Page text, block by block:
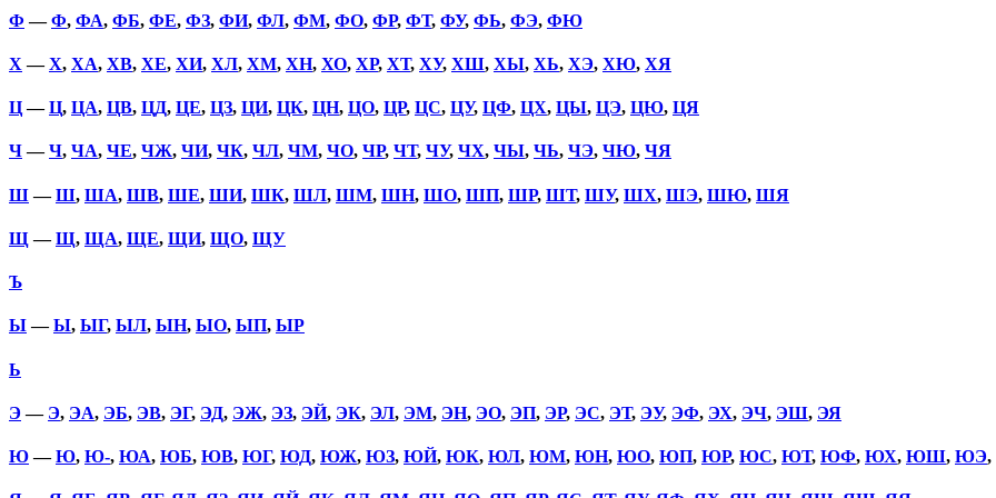
Ф —Ф, ФА, ФБ, ФЕ, ФЗ, ФИ, ФЛ, ФМ, ФО, ФР, ФТ, ФУ, ФЬ, ФЭ, ФЮ
Х —Х, ХА, ХВ, ХЕ, ХИ, ХЛ, ХМ, ХН, ХО, ХР, ХТ, ХУ, ХШ, ХЫ, ХЬ, ХЭ, ХЮ, ХЯ
Ц—Ц, ЦА, ЦВ, ЦД, ЦЕ, ЦЗ, ЦИ, ЦК, ЦН, ЦО, ЦР, ЦС, ЦУ, ЦФ, ЦХ, ЦЫ, ЦЭ, ЦЮ, ЦЯ
Ч—Ч, ЧА, ЧЕ, ЧЖ, ЧИ, ЧК, ЧЛ, ЧМ, ЧО, ЧР, ЧТ, ЧУ, ЧХ, ЧЫ, ЧЬ, ЧЭ, ЧЮ, ЧЯ
Ш—Ш, ША, ШВ, ШЕ, ШИ, ШК, ШЛ, ШМ, ШН, ШО, ШП, ШР, ШТ, ШУ, ШХ, ШЭ, ШЮ, ШЯ
Щ —Щ, ЩА, ЩЕ, ЩИ, ЩО, ЩУ
Ъ
Ы—Ы, ЫГ, ЫЛ, ЫН, ЫО, ЫП, ЫР
Ь
Э— Э, ЭА, ЭБ, ЭВ, ЭГ, ЭД, ЭЖ, ЭЗ, ЭЙ, ЭК, ЭЛ, ЭМ, ЭН, ЭО, ЭП, ЭР, ЭС, ЭТ, ЭУ, ЭФ, ЭХ, ЭЧ, ЭШ, ЭЯ
Ю—Ю, Ю-, ЮА, ЮБ, ЮВ, ЮГ, ЮД, ЮЖ, ЮЗ, ЮЙ, ЮК, ЮЛ, ЮМ, ЮН, ЮО, ЮП, ЮР, ЮС, ЮТ, ЮФ, ЮХ, ЮШ, ЮЭ,